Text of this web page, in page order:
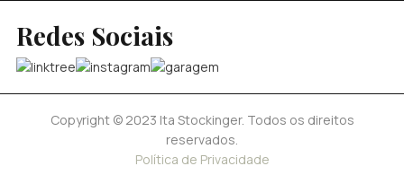
Redes Sociais
Copyright © 2023 Ita Stockinger. Todos os direitos
reservados.
Política de Privacidade